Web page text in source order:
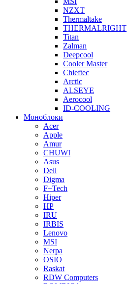
NZXT
Thermaltake
THERMALRIGHT
Titan
Zalman
Deepcool
Cooler Master
Chieftec
Arctic
ALSEYE
Aerocool
ID-COOLING
Моноблоки
Acer
Apple
Amur
CHUWI
Asus
Dell
Digma
F+Tech
Hiper
HP
IRU
IRBIS
Lenovo
MSI
Nerpa
OSIO
Raskat
RDW Computers